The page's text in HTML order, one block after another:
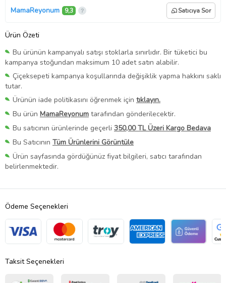
MamaReyonum 9,3 Satıcıya Sor
Ürün Özeti
Bu ürünün kampanyalı satışı stoklarla sınırlıdır. Bir tüketici bu
kampanya stoğundan maksimum 10 adet satın alabilir.
Çiçeksepeti kampanya koşullarında değişiklik yapma hakkını saklı
tutar.
Ürünün iade politikasını öğrenmek için tıklayın.
Bu ürün MamaReyonum tarafından gönderilecektir.
Bu satıcının ürünlerinde geçerli 350,00 TL Üzeri Kargo Bedava
Bu Satıcının Tüm Ürünlerini Görüntüle
Ürün sayfasında gördüğünüz fiyat bilgileri, satıcı tarafından
belirlenmektedir.
Ödeme Seçenekleri
Taksit Seçenekleri